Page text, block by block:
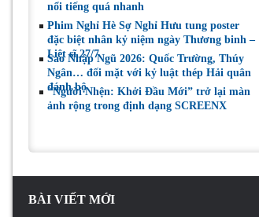
nổi tiếng quá nhanh
Phim Nghỉ Hè Sợ Nghỉ Hưu tung poster
đặc biệt nhân kỷ niệm ngày Thương binh –
Liệt sĩ 27/7
Sao Nhập Ngũ 2026: Quốc Trường, Thúy
Ngân… đối mặt với kỷ luật thép Hải quân
đánh bộ
“Người Nhện: Khởi Đầu Mới” trở lại màn
ảnh rộng trong định dạng SCREENX
BÀI VIẾT MỚI